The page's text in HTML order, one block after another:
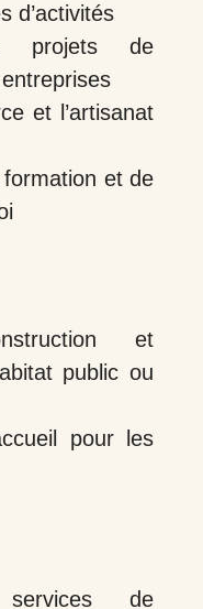
d’activités
projets de
et l’artisanat
et de
et
public ou
pour les
de